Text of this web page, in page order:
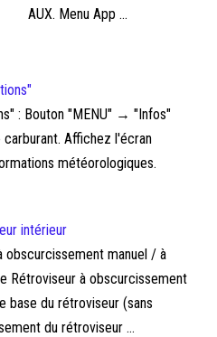
AUX. Menu App ...
: Bouton "MENU" → "Infos"
Affichez l'écran
météorologiques.
intérieur
obscurcissement manuel / à
Rétroviseur à obscurcissement
base du rétroviseur (sans
du rétroviseur ...